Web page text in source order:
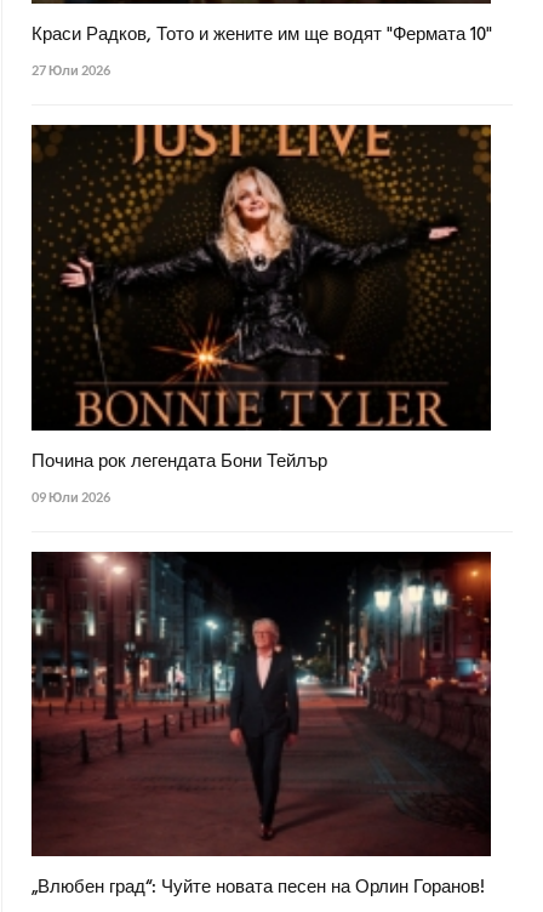
Краси Радков, Тото и жените им ще водят "Фермата 10"
27 Юли 2026
Почина рок легендата Бони Тейлър
09 Юли 2026
„Влюбен град“: Чуйте новата песен на Орлин Горанов!